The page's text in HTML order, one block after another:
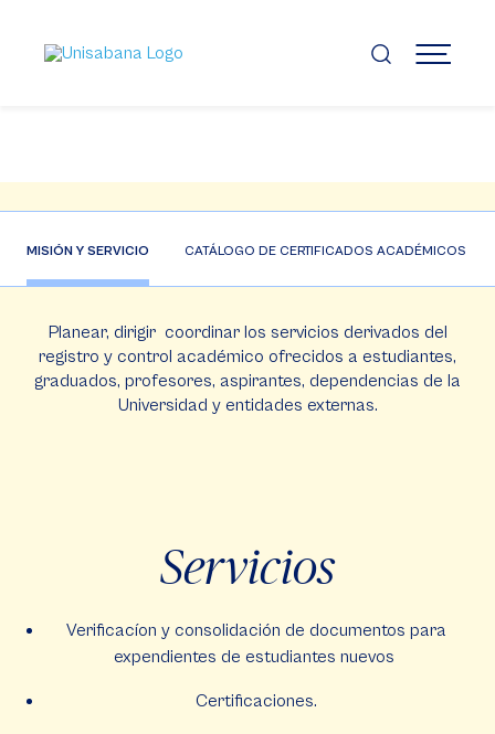
contenido
principal
MENÚ
MISIÓN Y SERVICIO CATÁLOGO DE CERTIFICADOS ACADÉMICOS
Misión
Planear, dirigir coordinar los servicios derivados del
registro y control académico ofrecidos a estudiantes,
graduados, profesores, aspirantes, dependencias de la
Universidad y entidades externas.
Servicios
Verificacíon y consolidación de documentos para
expendientes de estudiantes nuevos
Certificaciones.